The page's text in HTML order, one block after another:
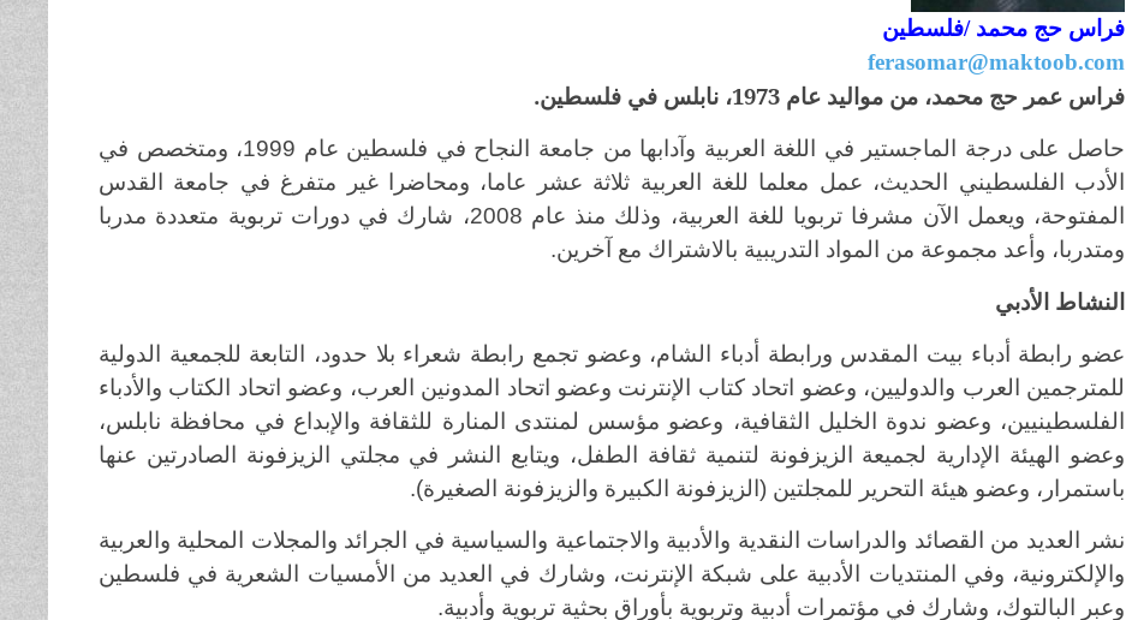
فراس حج محمد /فلسطين
ferasomar@maktoob.com
فراس عمر حج محمد، من مواليد عام 1973، نابلس في فلسطين.
حاصل على درجة الماجستير في اللغة العربية وآدابها من جامعة النجاح في فلسطين عام 1999، ومتخصص في
الأدب الفلسطيني الحديث، عمل معلما للغة العربية ثلاثة عشر عاما، ومحاضرا غير متفرغ في جامعة القدس
المفتوحة، ويعمل الآن مشرفا تربويا للغة العربية، وذلك منذ عام 2008، شارك في دورات تربوية متعددة مدربا
ومتدربا، وأعد مجموعة من المواد التدريبية بالاشتراك مع آخرين.
النشاط الأدبي
عضو رابطة أدباء بيت المقدس ورابطة أدباء الشام، وعضو تجمع رابطة شعراء بلا حدود، التابعة للجمعية الدولية
للمترجمين العرب والدوليين، وعضو اتحاد كتاب الإنترنت وعضو اتحاد المدونين العرب، وعضو اتحاد الكتاب والأدباء
الفلسطينيين، وعضو ندوة الخليل الثقافية، وعضو مؤسس لمنتدى المنارة للثقافة والإبداع في محافظة نابلس،
وعضو الهيئة الإدارية لجميعة الزيزفونة لتنمية ثقافة الطفل، ويتابع النشر في مجلتي الزيزفونة الصادرتين عنها
باستمرار، وعضو هيئة التحرير للمجلتين (الزيزفونة الكبيرة والزيزفونة الصغيرة).
نشر العديد من القصائد والدراسات النقدية والأدبية والاجتماعية والسياسية في الجرائد والمجلات المحلية والعربية
والإلكترونية، وفي المنتديات الأدبية على شبكة الإنترنت، وشارك في العديد من الأمسيات الشعرية في فلسطين
وعبر البالتوك، وشارك في مؤتمرات أدبية وتربوية بأوراق بحثية تربوية وأدبية.